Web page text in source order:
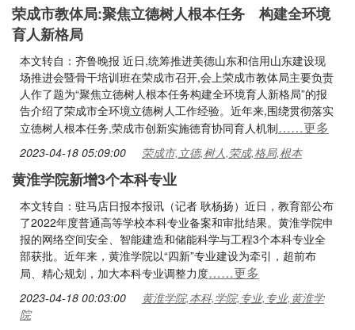
荣成市教体局:聚焦立德树人根本任务 构建全环境
育人新格局
本文转自：齐鲁晚报 近日,统筹推进美德山东和信用山东建设现
场推进会暨骨干培训班在荣成市召开,会上荣成市教体局主要负责
人作了题为“聚焦立德树人根本任务构建全环境育人新格局”的报
告介绍了荣成市全环境立德树人工作经验。近年来,围绕贯彻落实
立德树人根本任务,荣成市创新实施德育协同育人机制……更多
2023-04-18 05:09:00 荣成市,立德,树人,荣成,格局,根本
黄淮学院新增3个本科专业
本文转自：驻马店日报本报讯（记者 耿杨扬）近日，教育部公布
了2022年度普通高等学校本科专业备案和审批结果。黄淮学院申
报的网络空间安全、智能建造和储能科学与工程3个本科专业全
部获批。近年来，黄淮学院以“四新”专业建设为牵引，超前布
局、精心规划，加大本科专业调整力度……更多
2023-04-18 00:03:00
黄淮学院,本科,学院,专业,专业,黄淮学
院